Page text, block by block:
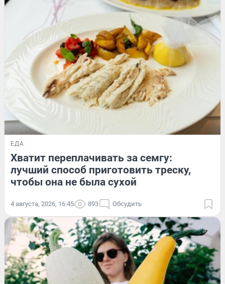
ЕДА
Хватит переплачивать за семгу:
лучший способ приготовить треску,
чтобы она не была сухой
4 августа, 2026, 16:45 893 Обсудить